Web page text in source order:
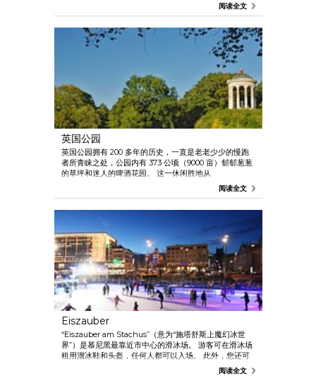
阅读全文
英国公园
英国公园拥有 200 多年的历史，一直是老老少少的慢跑
者所青睐之处，公园内有 373 公顷（9000 亩）郁郁葱葱
的草坪和迷人的啤酒花园。 这一休闲胜地从
Prinzregentenstraße 一直延伸到慕尼黑 Freimann。
阅读全文
Eiszauber
“Eiszauber am Stachus”（意为“施塔舒斯上魔幻冰世
界”）是慕尼黑最靠近市中心的滑冰场。 游客可在滑冰场
租用溜冰鞋和头盔，任何人都可以入场。 此外，您还可
以品尝各种美食和饮料，或在露台上欣赏美景。阅读全文